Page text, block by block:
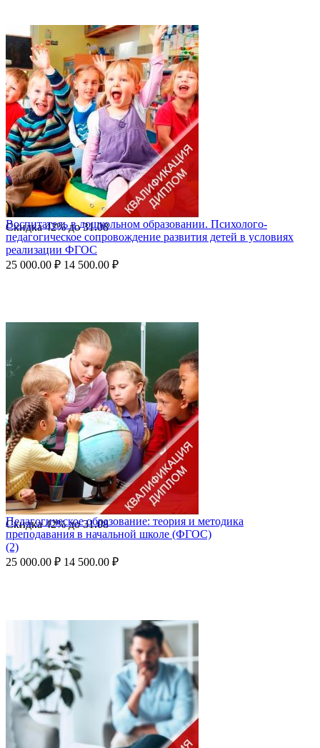
Скидка42%до31.08
Воспитатель в дошкольном образовании. Психолого-
педагогическое сопровождение развития детей в условиях
реализации ФГОС
25 000.00 ₽ 14 500.00 ₽
Скидка42%до31.08
Педагогическое образование: теория и методика
преподавания в начальной школе (ФГОС)
(2)
25 000.00 ₽ 14 500.00 ₽